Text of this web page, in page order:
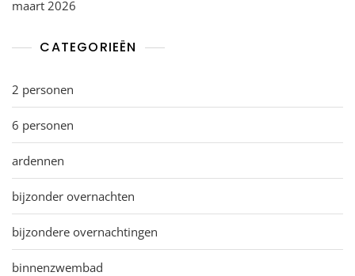
maart 2026
CATEGORIEËN
2 personen
6 personen
ardennen
bijzonder overnachten
bijzondere overnachtingen
binnenzwembad